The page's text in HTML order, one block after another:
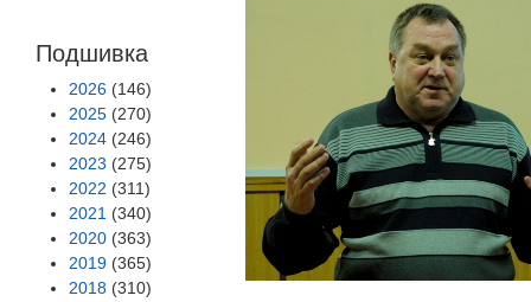
Подшивка
2026 (146)
2025 (270)
2024 (246)
2023 (275)
2022 (311)
2021 (340)
2020 (363)
2019 (365)
2018 (310)